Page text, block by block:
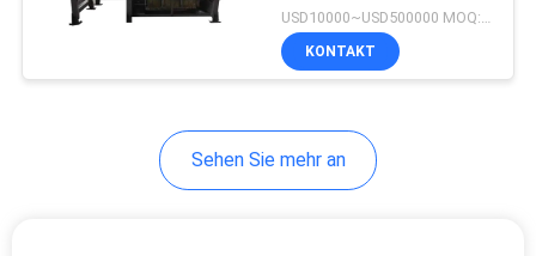
Motorantrieb-6912 für
elektronische
Jacquardwebstuhl-
USD10000~USD500000 MOQ:1SET
KONTAKT
Sehen Sie mehr an